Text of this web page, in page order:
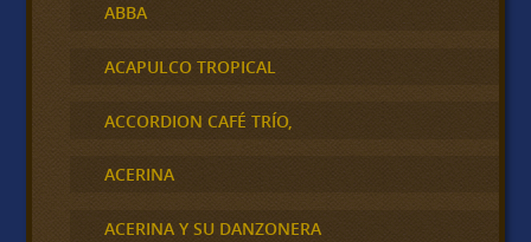
ABBA
ACAPULCO TROPICAL
ACCORDION CAFÉ TRÍO,
ACERINA
ACERINA Y SU DANZONERA